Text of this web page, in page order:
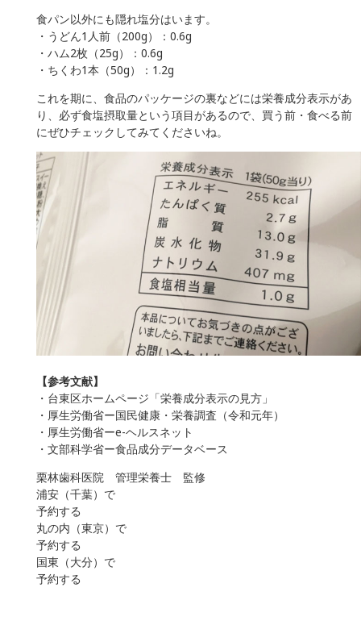
食パン以外にも隠れ塩分はいます。
・うどん1人前（200g）：0.6g
・ハム2枚（25g）：0.6g
・ちくわ1本（50g）：1.2g
これを期に、食品のパッケージの裏などには栄養成分表示があ
り、必ず食塩摂取量という項目があるので、買う前・食べる前
にぜひチェックしてみてくださいね。
【参考文献】
・台東区ホームページ「栄養成分表示の見方」
・厚生労働省ー国民健康・栄養調査（令和元年）
・厚生労働省ーe-ヘルスネット
・文部科学省ー食品成分データベース
栗林歯科医院 管理栄養士 監修
浦安（千葉）で
予約する
丸の内（東京）で
予約する
国東（大分）で
予約する